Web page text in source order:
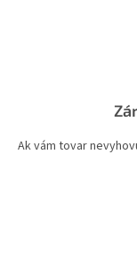
Ak vám tovar